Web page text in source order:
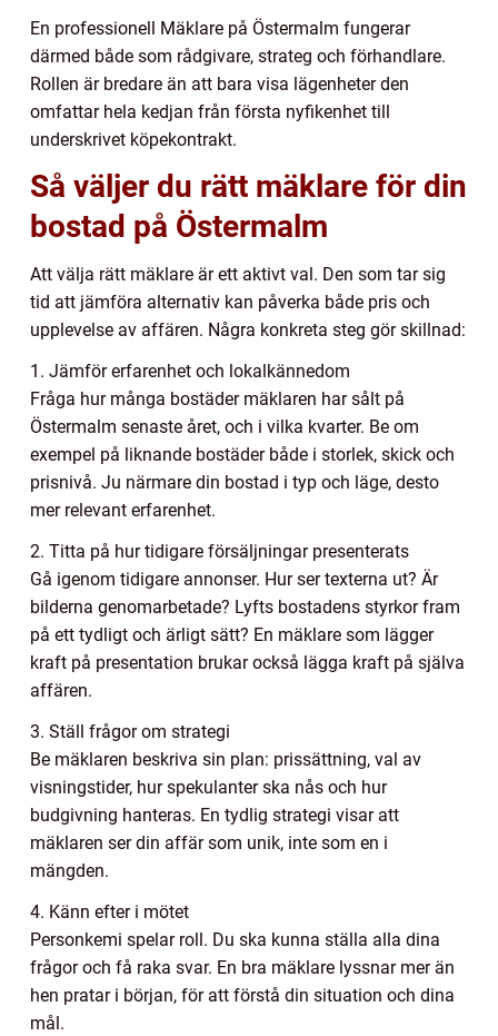
En professionell Mäklare på Östermalm fungerar
därmed både som rådgivare, strateg och förhandlare.
Rollen är bredare än att bara visa lägenheter den
omfattar hela kedjan från första nyfikenhet till
underskrivet köpekontrakt.
Så väljer du rätt mäklare för din
bostad på Östermalm
Att välja rätt mäklare är ett aktivt val. Den som tar sig
tid att jämföra alternativ kan påverka både pris och
upplevelse av affären. Några konkreta steg gör skillnad:
1. Jämför erfarenhet och lokalkännedom
Fråga hur många bostäder mäklaren har sålt på
Östermalm senaste året, och i vilka kvarter. Be om
exempel på liknande bostäder både i storlek, skick och
prisnivå. Ju närmare din bostad i typ och läge, desto
mer relevant erfarenhet.
2. Titta på hur tidigare försäljningar presenterats
Gå igenom tidigare annonser. Hur ser texterna ut? Är
bilderna genomarbetade? Lyfts bostadens styrkor fram
på ett tydligt och ärligt sätt? En mäklare som lägger
kraft på presentation brukar också lägga kraft på själva
affären.
3. Ställ frågor om strategi
Be mäklaren beskriva sin plan: prissättning, val av
visningstider, hur spekulanter ska nås och hur
budgivning hanteras. En tydlig strategi visar att
mäklaren ser din affär som unik, inte som en i
mängden.
4. Känn efter i mötet
Personkemi spelar roll. Du ska kunna ställa alla dina
frågor och få raka svar. En bra mäklare lyssnar mer än
hen pratar i början, för att förstå din situation och dina
mål.